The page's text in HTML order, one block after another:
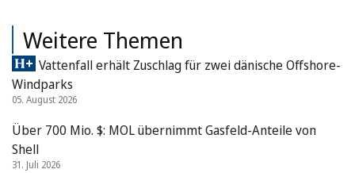
Weitere Themen
Vattenfall erhält Zuschlag für zwei dänische Offshore-
Windparks
05. August 2026
Über 700 Mio. $: MOL übernimmt Gasfeld-Anteile von
Shell
31. Juli 2026